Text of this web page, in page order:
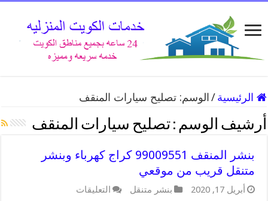
الرئيسية / الوسم:تصليح سيارات المنقف
أرشيف الوسم :تصليح سيارات المنقف
بنشر المنقف 99009551 كراج كهرباء وبنشر
متنقل قريب من موقعي
أبريل 17, 2020 بنشر متنقل التعليقات